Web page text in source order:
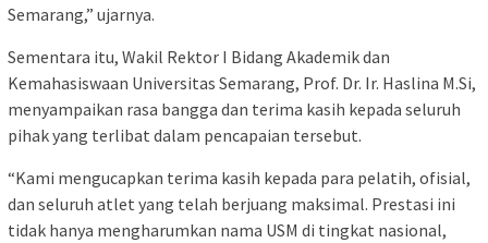
Semarang,” ujarnya.
Sementara itu, Wakil Rektor I Bidang Akademik dan
Kemahasiswaan Universitas Semarang, Prof. Dr. Ir. Haslina M.Si,
menyampaikan rasa bangga dan terima kasih kepada seluruh
pihak yang terlibat dalam pencapaian tersebut.
“Kami mengucapkan terima kasih kepada para pelatih, ofisial,
dan seluruh atlet yang telah berjuang maksimal. Prestasi ini
tidak hanya mengharumkan nama USM di tingkat nasional,